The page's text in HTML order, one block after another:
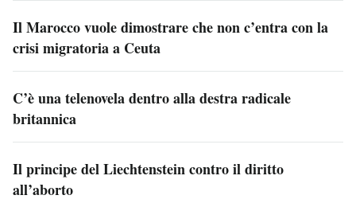
Il Marocco vuole dimostrare che non c’entra con la
crisi migratoria a Ceuta
C’è una telenovela dentro alla destra radicale
britannica
Il principe del Liechtenstein contro il diritto
all’aborto